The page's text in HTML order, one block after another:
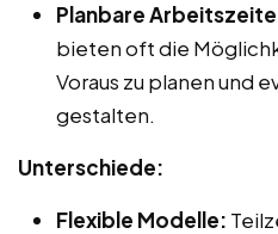
Planbare
bieten oft die
Voraus zu planen und
gestalten.
Unterschiede:
Flexible Modelle: